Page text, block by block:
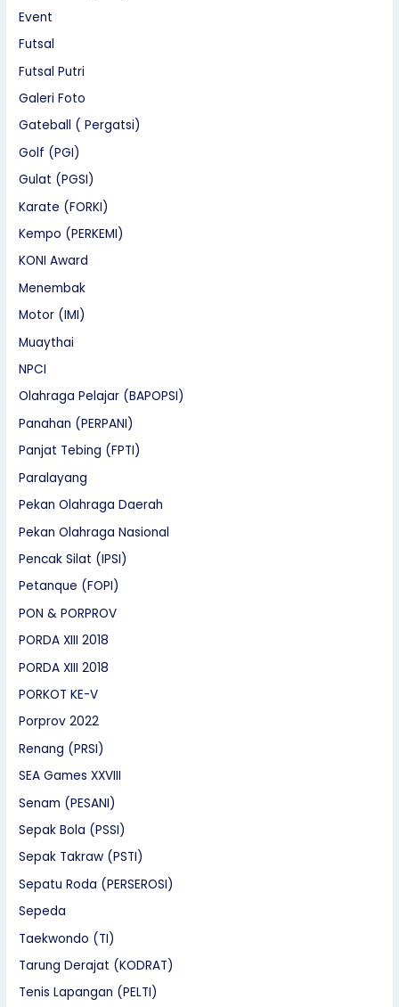
Event
Futsal
Futsal Putri
Galeri Foto
Gateball ( Pergatsi)
Golf (PGI)
Gulat (PGSI)
Karate (FORKI)
Kempo (PERKEMI)
KONI Award
Menembak
Motor (IMI)
Muaythai
NPCI
Olahraga Pelajar (BAPOPSI)
Panahan (PERPANI)
Panjat Tebing (FPTI)
Paralayang
Pekan Olahraga Daerah
Pekan Olahraga Nasional
Pencak Silat (IPSI)
Petanque (FOPI)
PON & PORPROV
PORDA XIII 2018
PORDA XIII 2018
PORKOT KE-V
Porprov 2022
Renang (PRSI)
SEA Games XXVIII
Senam (PESANI)
Sepak Bola (PSSI)
Sepak Takraw (PSTI)
Sepatu Roda (PERSEROSI)
Sepeda
Taekwondo (TI)
Tarung Derajat (KODRAT)
Tenis Lapangan (PELTI)